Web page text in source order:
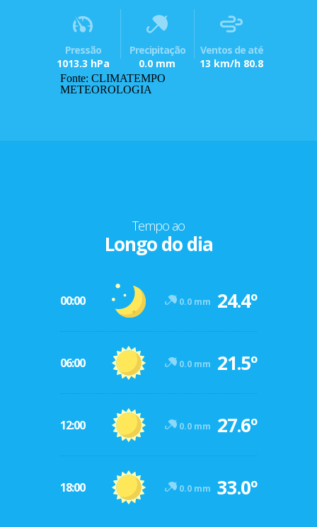
Pressão
1013.3 hPa
Precipitação
0.0 mm
Ventos de até
13 km/h 80.8
Fonte: CLIMATEMPO
METEOROLOGIA
Tempo ao
Longo do dia
00:00 0.0 mm 24.4º
06:00 0.0 mm 21.5º
12:00 0.0 mm 27.6º
18:00 0.0 mm 33.0º